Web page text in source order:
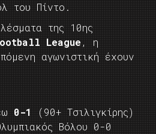
του Πίντο.
της 10ης
League , η
αγωνιστική έχουν
0-1
(90+ Τσιλιγκίρης)
Βόλου 0-0